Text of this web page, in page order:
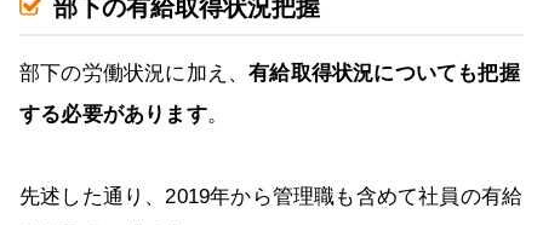
部下の有給取得状況把握
部下の労働状況に加え、有給取得状況についても把握
する必要があります。
先述した通り、2019年から管理職も含めて社員の有給